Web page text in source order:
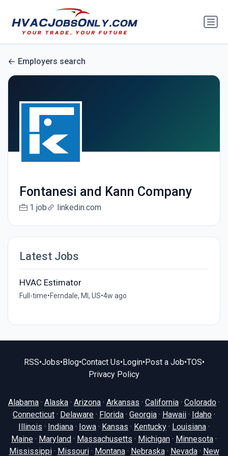
Employers search
Fontanesi and Kann Company
1 job linkedin.com
Latest Jobs
HVAC Estimator
Full-time•Ferndale, MI, US•4w ago
RSS•Jobs• Blog•Contact Us• Login• Post a Job•TOS•
Privacy Policy
Alabama · Alaska · Arizona · Arkansas · California · Colorado ·
Connecticut · Delaware · Florida · Georgia · Hawaii · Idaho ·
Illinois · Indiana · Iowa · Kansas · Kentucky · Louisiana ·
Maine · Maryland · Massachusetts · Michigan · Minnesota ·
Mississippi· Missouri· Montana· Nebraska· Nevada· New